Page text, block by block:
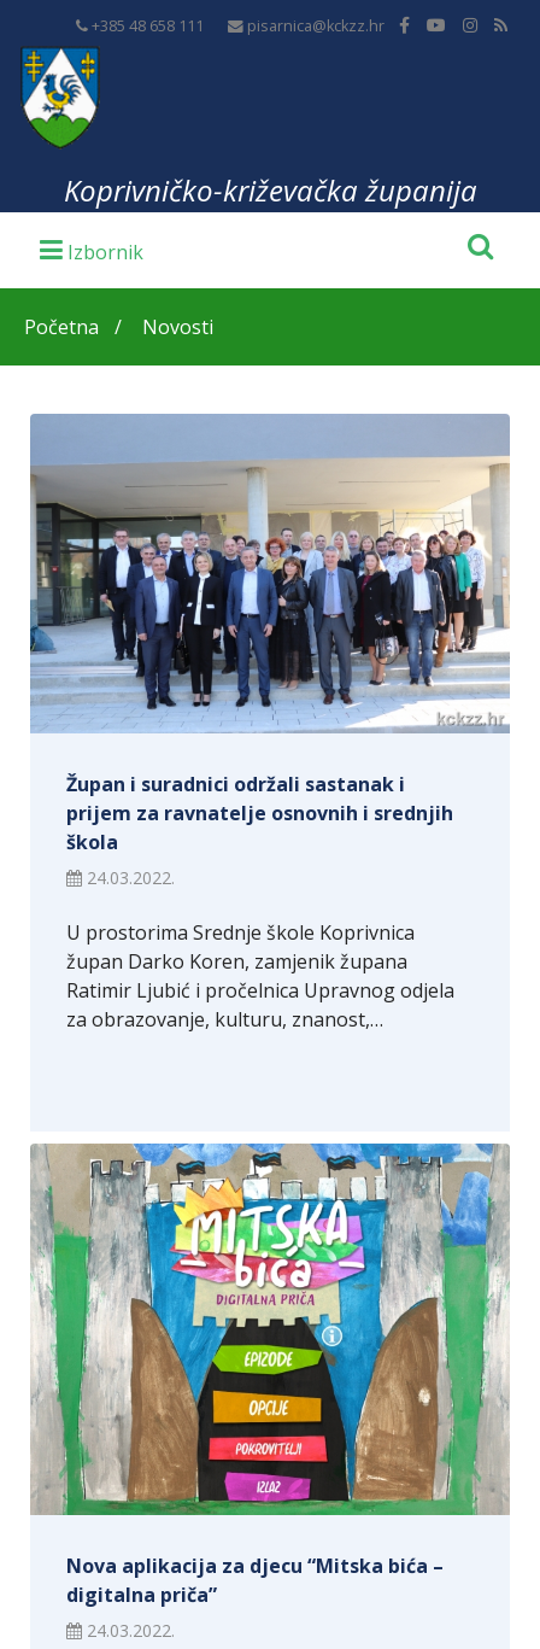
+385 48 658 111 pisarnica@kckzz.hr
Koprivničko-križevačka županija
Početna Novosti
Župan i suradnici održali sastanak i
prijem za ravnatelje osnovnih i srednjih
škola
24.03.2022.
U prostorima Srednje škole Koprivnica
župan Darko Koren, zamjenik župana
Ratimir Ljubić i pročelnica Upravnog odjela
za obrazovanje, kulturu, znanost,…
Nova aplikacija za djecu “Mitska bića –
digitalna priča”
24.03.2022.